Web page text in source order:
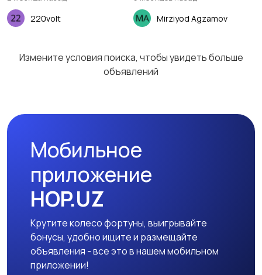
220volt Mirziyod Agzamov
Измените условия поиска, чтобы увидеть больше
объявлений
Мобильное
приложение
HOP.UZ
Крутите колесо фортуны, выигрывайте
бонусы, удобно ищите и размещайте
объявления - все это в нашем мобильном
приложении!